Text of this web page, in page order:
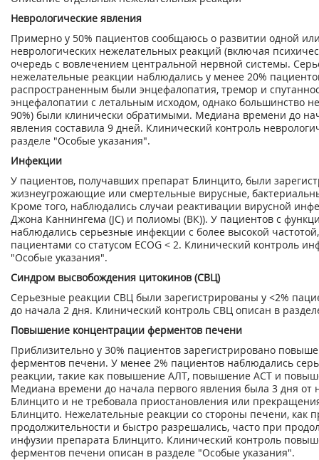
Неврологические явления
Примерно у 50% пациентов сообщаюсь о развитии одной
неврологических нежелательных реакций (включая
очередь с вовлечением центральной нервной системы.
нежелательные реакции наблюдались у менее 20%
распространенным были энцефалопатия, тремор и
энцефалопатии с летальным исходом, однако большинство
90%) были клинически обратимыми. Медиана времени до
явления составила 9 дней. Клинический контроль
разделе "Особые указания".
Инфекции
У пациентов, получавших препарат Блинцито, были
жизнеугрожающие или смертельные вирусные,
Кроме того, наблюдались случаи реактивации вирусной
Джона Каннингема (JC) и полиомы (ВК)). У пациентов с
наблюдались серьезные инфекции с более высокой
пациентами со статусом ECOG < 2. Клинический контроль
"Особые указания".
Синдром высвобождения цитокинов (СВЦ)
Серьезные реакции СВЦ были зарегистрированы у <2%
до начала 2 дня. Клинический контроль СВЦ описан в
Повышение концентрации ферментов печени
Приблизительно у 30% пациентов зарегистрировано
ферментов печени. У менее 2% пациентов наблюдались
реакции, такие как повышение АЛТ, повышение ACT и
Медиана времени до начала первого явления была 3 дня от
Блинцито и не требовала приостановления или
Блинцито. Нежелательные реакции со стороны печени, как
продолжительности и быстро разрешались, часто при
инфузии препарата Блинцито. Клинический контроль
ферментов печени описан в разделе "Особые указания".